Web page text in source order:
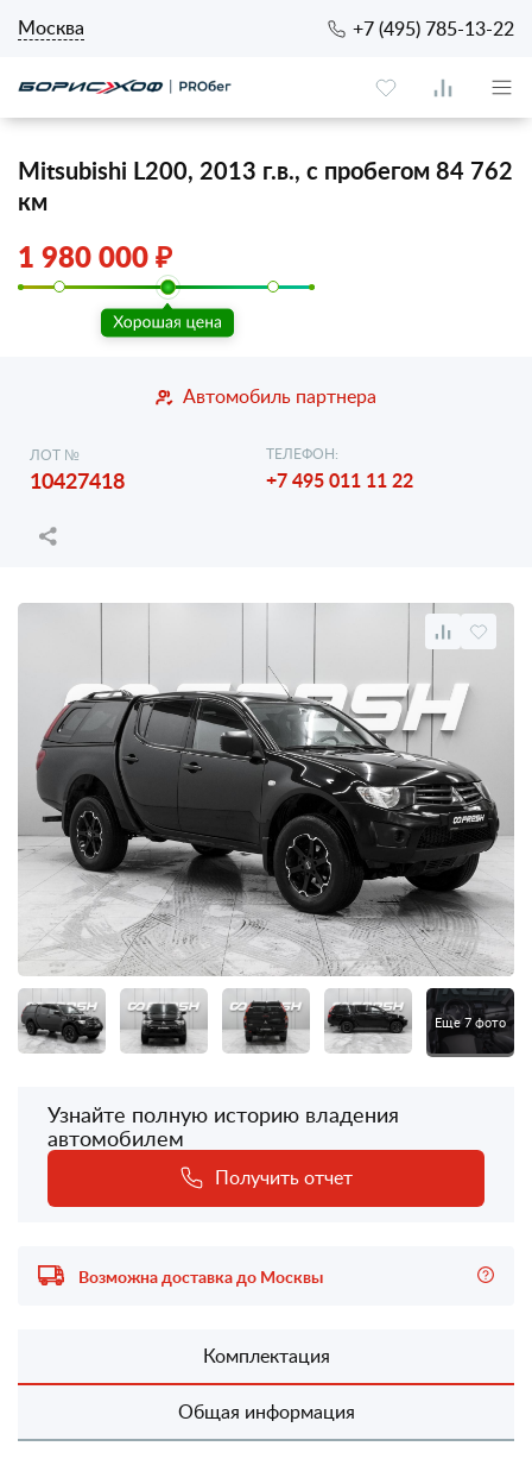
Москва +7 (495) 785-13-22
Mitsubishi L200, 2013 г.в., с пробегом 84 762
км
1 980 000 ₽
Автомобиль партнера
ЛОТ №
10427418
ТЕЛЕФОН:
+7 495 011 11 22
Еще 7 фото
Узнайте полную историю владения
автомобилем
Получить отчет
Возможна доставка до Москвы
Комплектация
Общая информация